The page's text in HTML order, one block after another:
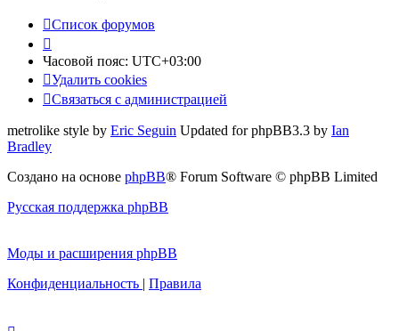
Список форумов
Часовой пояс: UTC+03:00
Удалить cookies
Связаться с администрацией
metrolike style by Eric Seguin Updated for phpBB3.3 by Ian
Bradley
Создано на основе phpBB® Forum Software © phpBB Limited
Русская поддержка phpBB
Моды и расширения phpBB
Конфиденциальность | Правила